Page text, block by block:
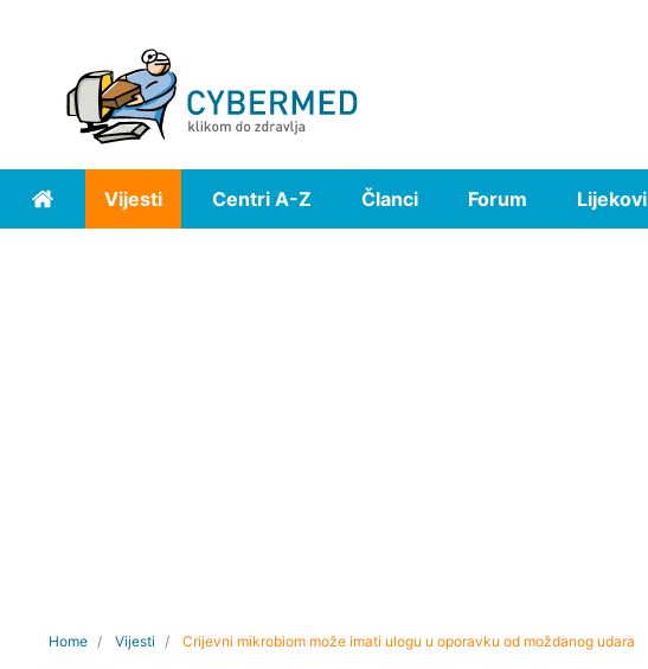
Home Vijesti Centri A-Z Članci Forum Lijekovi
Home Vijesti Crijevni mikrobiom može imati ulogu u oporavku od moždanog udara